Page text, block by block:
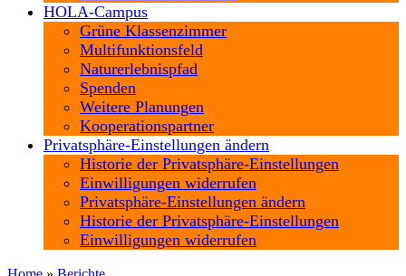
HOLA-Campus
Grüne Klassenzimmer
Multifunktionsfeld
Naturerlebnispfad
Spenden
Weitere Planungen
Kooperationspartner
Privatsphäre-Einstellungen ändern
Historie der Privatsphäre-Einstellungen
Einwilligungen widerrufen
Privatsphäre-Einstellungen ändern
Historie der Privatsphäre-Einstellungen
Einwilligungen widerrufen